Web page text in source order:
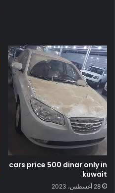
cars price 500 dinar only in
kuwait
28 أغسطس، 2023